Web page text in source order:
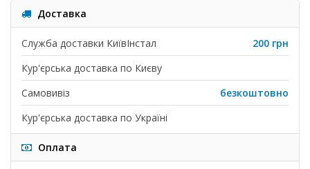
Доставка
Служба доставки КиївІнстал
200 грн
Кур'єрська доставка по Києву
Самовивіз
безкоштовно
Кур'єрська доставка по Україні
Оплата